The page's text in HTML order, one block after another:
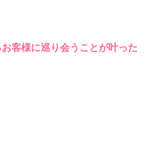
客様に巡り会うことが叶った